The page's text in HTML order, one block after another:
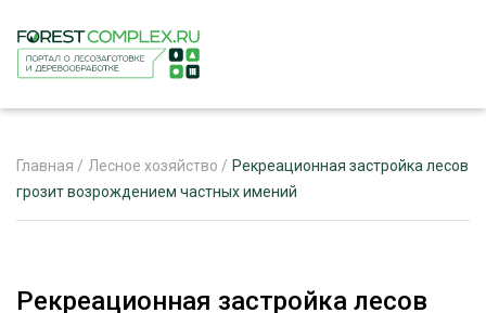
Главная / Лесное хозяйство / Рекреационная застройка лесов
грозит возрождением частных имений
Рекреационная застройка лесов